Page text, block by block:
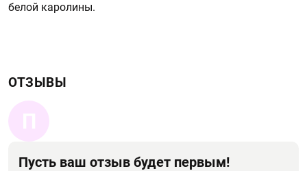
белой каролины.
ОТЗЫВЫ
П
Пусть ваш отзыв будет первым!